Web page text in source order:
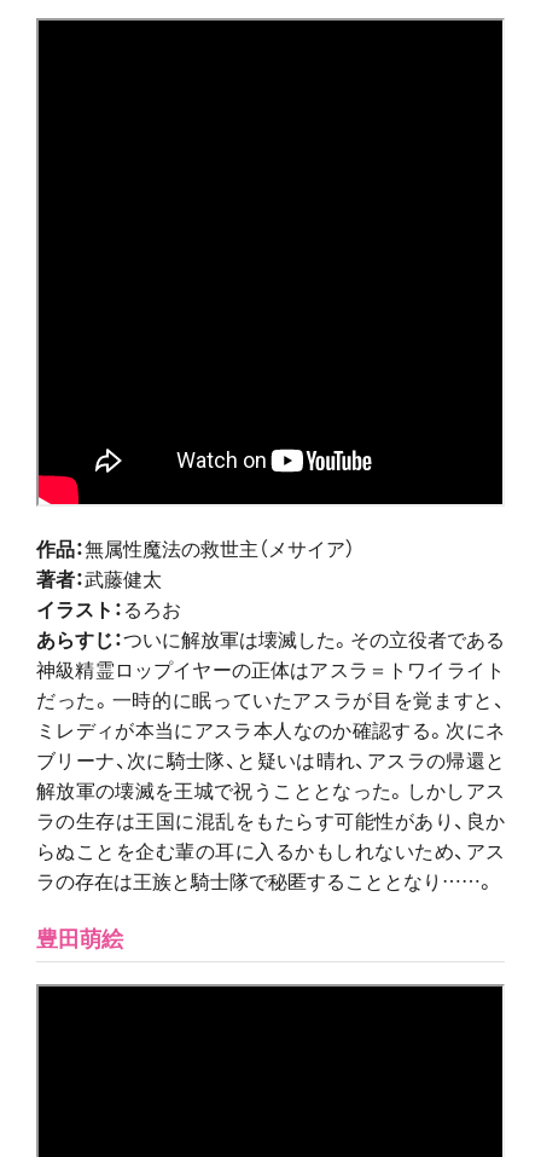
作品：無属性魔法の救世主（メサイア）
著者：武藤健太
イラスト：るろお
あらすじ：ついに解放軍は壊滅した。その立役者である
神級精霊ロップイヤーの正体はアスラ＝トワイライト
だった。一時的に眠っていたアスラが目を覚ますと、
ミレディが本当にアスラ本人なのか確認する。次にネ
ブリーナ、次に騎士隊、と疑いは晴れ、アスラの帰還と
解放軍の壊滅を王城で祝うこととなった。しかしアス
ラの生存は王国に混乱をもたらす可能性があり、良か
らぬことを企む輩の耳に入るかもしれないため、アス
ラの存在は王族と騎士隊で秘匿することとなり……。
豊田萌絵